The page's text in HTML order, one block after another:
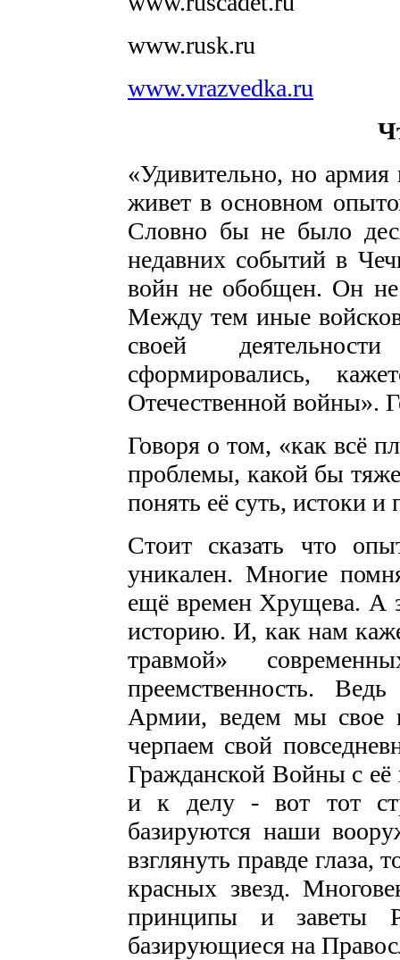
www.rusk.ru
www.vrazvedka.ru
«Удивительно, но армия
живет в основном
Словно бы не было
недавних событий в
войн не обобщен. Он не
Между тем иные
своей
сформировались,
Отечественной войны».
Говоря о том, «как всё
проблемы, какой бы
понять её суть, истоки
Стоит сказать что
уникален. Многие
ещё времен Хрущева. А
историю. И, как нам
травмой»
преемственность.
Армии, ведем мы свое
черпаем свой
Гражданской Войны с
и к делу - вот тот
базируются наши
взглянуть правде глаза,
красных звезд.
принципы и заветы
базирующиеся на